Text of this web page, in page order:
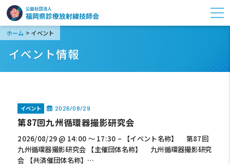
ホーム > イベント
イベント情報
イベント 2026/08/29
第87回九州循環器撮影研究会
2026/08/29 @ 14:00 ～ 17:30 – 【イベント名称】 第87回
九州循環器撮影研究会 【主催団体名称】 九州循環器撮影研究
会 【共済催団体名称】…